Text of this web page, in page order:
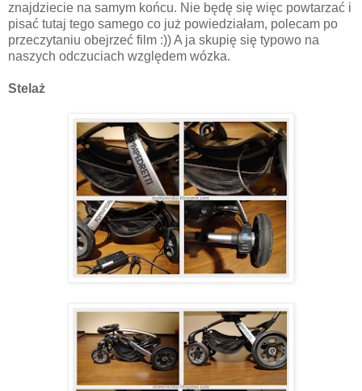
znajdziecie na samym końcu. Nie będę się więc powtarzać i
pisać tutaj tego samego co już powiedziałam, polecam po
przeczytaniu obejrzeć film :)) A ja skupię się typowo na
naszych odczuciach względem wózka.
Stelaż